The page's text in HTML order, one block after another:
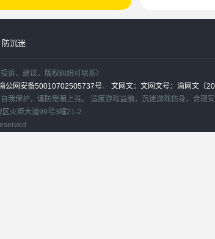
防沉迷
诉、建议、版权纠纷可联系）
公网安备50010702505737号、 文网文：文网文号：渝网文〔
我保护，谨防受骗上当。 适度游戏益脑，沉迷游戏伤身。合理安
区火炬大道99号3幢21-2